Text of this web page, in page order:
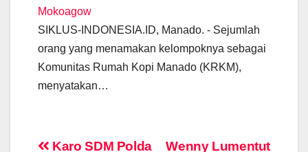
Mokoagow
SIKLUS-INDONESIA.ID, Manado. - Sejumlah
orang yang menamakan kelompoknya sebagai
Komunitas Rumah Kopi Manado (KRKM),
menyatakan…
Wenny Lumentut
Karo SDM Polda